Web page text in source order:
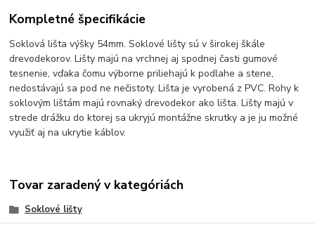
Kompletné špecifikácie
Soklová lišta výšky 54mm. Soklové lišty sú v širokej škále
drevodekorov. Lišty majú na vrchnej aj spodnej časti gumové
tesnenie, vďaka čomu výborne priliehajú k podlahe a stene,
nedostávajú sa pod ne nečistoty. Lišta je vyrobená z PVC. Rohy k
soklovým lištám majú rovnaký drevodekor ako lišta. Lišty majú v
strede drážku do ktorej sa ukryjú montážne skrutky a je ju možné
využiť aj na ukrytie káblov.
Tovar zaradený v kategóriách
Soklové lišty